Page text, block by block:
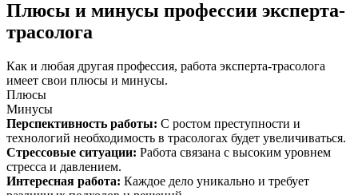
Плюсы и минусы профессии эксперта-
трасолога
Как и любая другая профессия, работа эксперта-трасолога
имеет свои плюсы и минусы.
Плюсы
Минусы
Перспективность работы: С ростом преступности и
технологий необходимость в трасологах будет увеличиваться.
Стрессовые ситуации: Работа связана с высоким уровнем
стресса и давлением.
Интересная работа: Каждое дело уникально и требует